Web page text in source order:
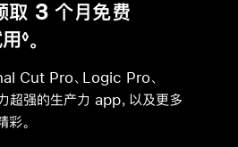
取 3 个月免费
◊。
Cut Pro、Logic Pro、
强的生产力 app，以及更多
彩。